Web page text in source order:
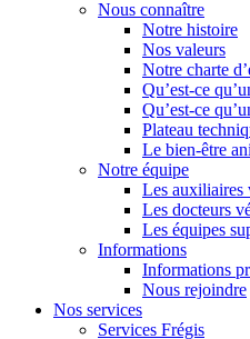
Nous connaître
Notre histoire
Nos valeurs
Notre charte
Qu’est-ce
Qu’est-ce
Plateau
Le bien-être
Notre équipe
Les auxiliaires
Les docteurs
Les équipes
Informations
Informations
Nous rejoindre
Nos services
Services Frégis